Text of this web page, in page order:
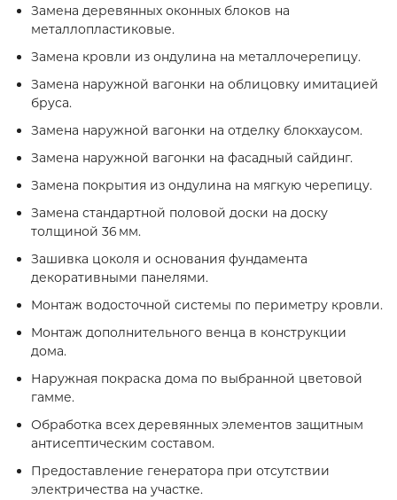
Замена деревянных оконных блоков на
металлопластиковые.
Замена кровли из ондулина на металлочерепицу.
Замена наружной вагонки на облицовку имитацией
бруса.
Замена наружной вагонки на отделку блокхаусом.
Замена наружной вагонки на фасадный сайдинг.
Замена покрытия из ондулина на мягкую черепицу.
Замена стандартной половой доски на доску
толщиной 36 мм.
Зашивка цоколя и основания фундамента
декоративными панелями.
Монтаж водосточной системы по периметру кровли.
Монтаж дополнительного венца в конструкции
дома.
Наружная покраска дома по выбранной цветовой
гамме.
Обработка всех деревянных элементов защитным
антисептическим составом.
Предоставление генератора при отсутствии
электричества на участке.